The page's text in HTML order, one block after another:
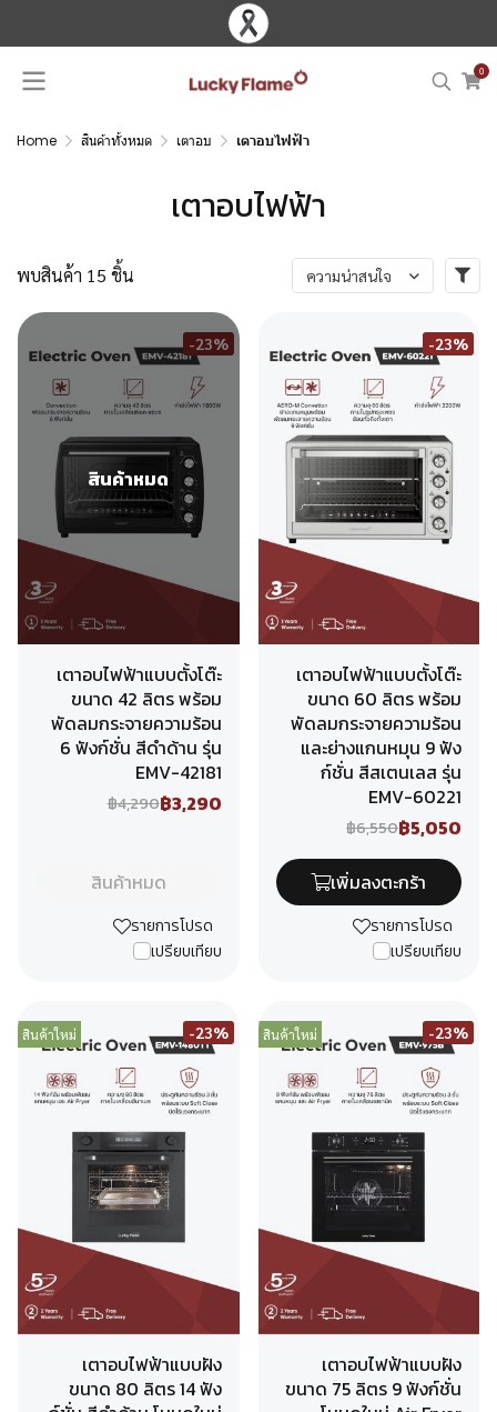
0
Home สินค้าทั้งหมด เตาอบ เตาอบไฟฟ้า
เตาอบไฟฟ้า
พบสินค้า 15 ชิ้น ความน่าสนใจ
-23%
สินค้าหมด
เตาอบไฟฟ้าแบบตั้งโต๊ะ
ขนาด 42 ลิตร พร้อม
พัดลมกระจายความร้อน
6 ฟังก์ชั่น สีดำด้าน รุ่น
EMV-42181
฿4,290฿3,290
สินค้าหมด
รายการโปรด
เปรียบเทียบ
-23%
เตาอบไฟฟ้าแบบตั้งโต๊ะ
ขนาด 60 ลิตร พร้อม
พัดลมกระจายความร้อน
และย่างแกนหมุน 9 ฟัง
ก์ชั่น สีสเตนเลส รุ่น
EMV-60221
฿6,550฿5,050
เพิ่มลงตะกร้า
รายการโปรด
เปรียบเทียบ
สินค้าใหม่ -23%
เตาอบไฟฟ้าแบบฝัง
ขนาด 80 ลิตร 14 ฟัง
สินค้าใหม่ -23%
เตาอบไฟฟ้าแบบฝัง
ขนาด 75 ลิตร 9 ฟังก์ชั่น